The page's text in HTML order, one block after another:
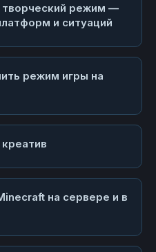
творческий режим —
и ситуаций
режим игры на
на сервере и в